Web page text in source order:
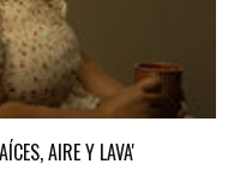
AIRE Y LAVA'